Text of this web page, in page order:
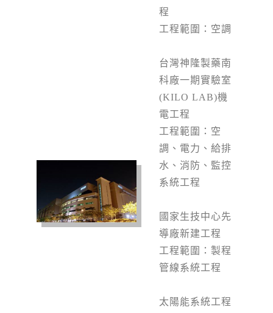
程
工程範圍：空調
台灣神隆製藥南
科廠一期實驗室
(KILO LAB)機
電工程
工程範圍：空
調、電力、給排
水、消防、監控
系統工程
國家生技中心先
導廠新建工程
工程範圍：製程
管線系統工程
太陽能系統工程